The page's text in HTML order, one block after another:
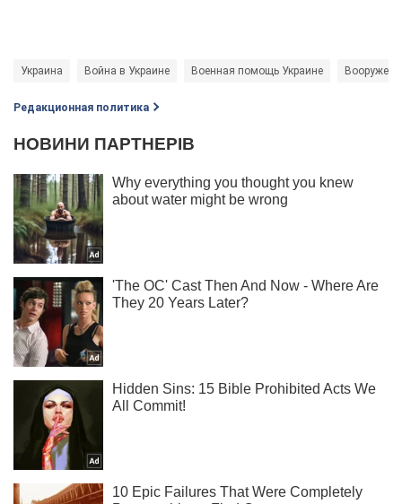
Украина Война в Украине Военная помощь Украине
Редакционная политика